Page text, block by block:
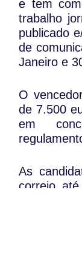
e tem
trabalho
publicado
de
Janeiro e
O
de 7.500
em
As
correio